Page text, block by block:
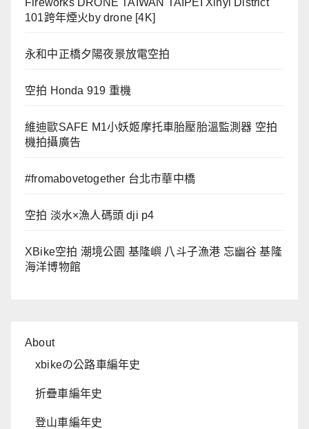
101跨年煙火by drone [4K]
永和中正橋夕陽夜景放電空拍
空拍 Honda 919 重機
維迪歐SAFE M1小妖姬摩托車胎壓胎溫監測器 空拍
機拍攝廣告
#fromabovetogether 台北市華中橋
空拍 淡水×漁人碼頭 dji p4
XBike空拍 潮境公園 基隆嶼 八斗子漁港 忘幽谷 基隆
海洋博物館
About
xbikeの公路車編年史
折疊車編年史
登山車編年史